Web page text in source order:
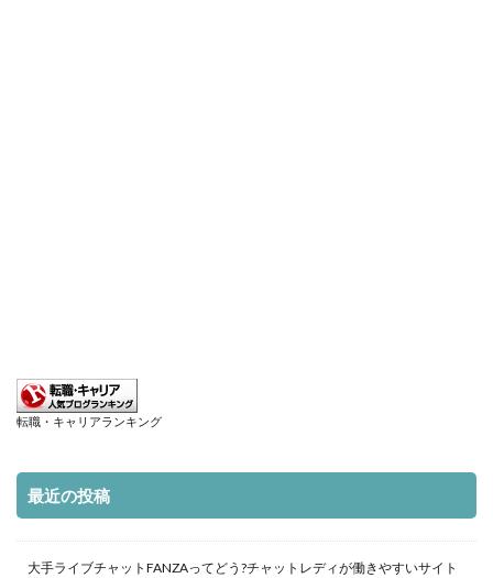
転職・キャリアランキング
最近の投稿
大手ライブチャットFANZAってどう?チャットレディが働きやすいサイト